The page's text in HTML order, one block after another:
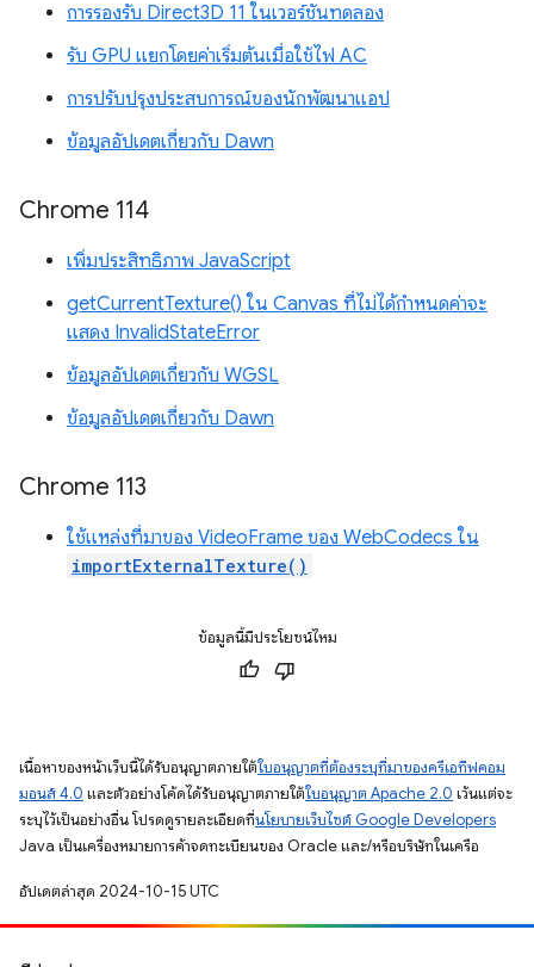
การรองรับ Direct3D 11 ในเวอร์ชันทดลอง
รับ GPU แยกโดยค่าเริ่มต้นเมื่อใช้ไฟ AC
การปรับปรุงประสบการณ์ของนักพัฒนาแอป
ข้อมูลอัปเดตเกี่ยวกับ Dawn
Chrome 114
เพิ่มประสิทธิภาพ JavaScript
getCurrentTexture() ใน Canvas ที่ไม่ได้กำหนดค่าจะ
แสดง InvalidStateError
ข้อมูลอัปเดตเกี่ยวกับ WGSL
ข้อมูลอัปเดตเกี่ยวกับ Dawn
Chrome 113
ใช้แหล่งที่มาของ VideoFrame ของ WebCodecs ใน
importExternalTexture()
ข้อมูลนี้มีประโยชน์ไหม
เนื้อหาของหน้าเว็บนี้ได้รับอนุญาตภายใต้ใบอนุญาตที่ต้องระบุที่มาของครีเอทีฟคอม
มอนส์ 4.0 และตัวอย่างโค้ดได้รับอนุญาตภายใต้ใบอนุญาต Apache 2.0 เว้นแต่จะ
ระบุไว้เป็นอย่างอื่น โปรดดูรายละเอียดที่นโยบายเว็บไซต์ Google Developers
Java เป็นเครื่องหมายการค้าจดทะเบียนของ Oracle และ/หรือบริษัทในเครือ
อัปเดตล่าสุด 2024-10-15 UTC